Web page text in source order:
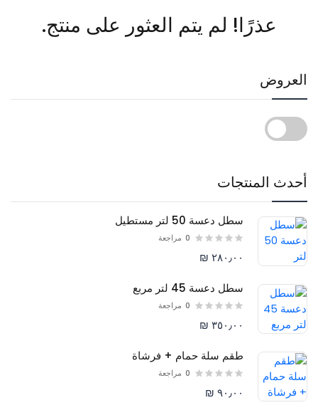
العروض
أحدث المنتجات
سطل دعسة 50 لتر مستطيل
0 مراجعة
٢٨٠٫٠٠ ₪
سطل دعسة 45 لتر مربع
0 مراجعة
٣٥٠٫٠٠ ₪
طقم سلة حمام + فرشاة
0 مراجعة
٩٠٫٠٠ ₪
عذرًا! لم يتم العثور على منتج.